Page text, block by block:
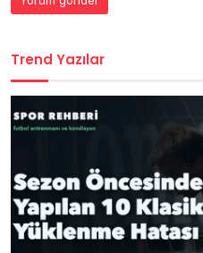
Trend Yazılar